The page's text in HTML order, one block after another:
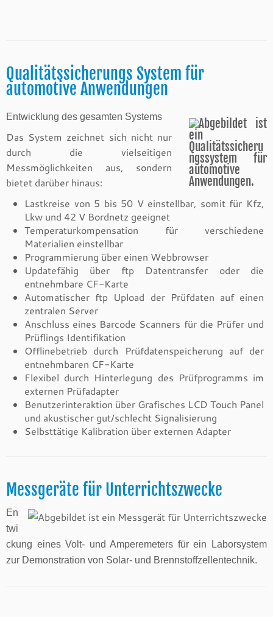
Qualitätssicherungs System für
automotive Anwendungen
Entwicklung des gesamten Systems
Das System zeichnet sich nicht nur
durch die vielseitigen
Messmöglichkeiten aus, sondern
bietet darüber hinaus:
Lastkreise von 5 bis 50 V einstellbar, somit für Kfz,
Lkw und 42 V Bordnetz geeignet
Temperaturkompensation für verschiedene
Materialien einstellbar
Programmierung über einen Webbrowser
Updatefähig über ftp Datentransfer oder die
entnehmbare CF-Karte
Automatischer ftp Upload der Prüfdaten auf einen
zentralen Server
Anschluss eines Barcode Scanners für die Prüfer und
Prüflings Identifikation
Offlinebetrieb durch Prüfdatenspeicherung auf der
entnehmbaren CF-Karte
Flexibel durch Hinterlegung des Prüfprogramms im
externen Prüfadapter
Benutzerinteraktion über Grafisches LCD Touch Panel
und akustischer gut/schlecht Signalisierung
Selbsttätige Kalibration über externen Adapter
Messgeräte für Unterrichtszwecke
En
twi
ckung eines Volt- und Amperemeters für ein Laborsystem
zur Demonstration von Solar- und Brennstoffzellentechnik.